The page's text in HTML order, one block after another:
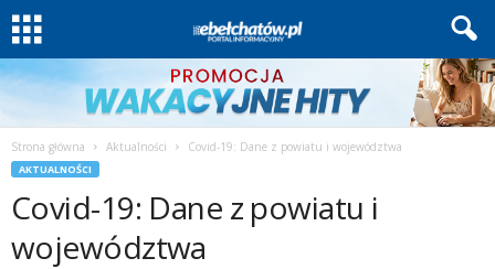
Strona główna Aktualności Covid-19: Dane z powiatu i województwa
AKTUALNOŚCI
Covid-19: Dane z powiatu i
województwa